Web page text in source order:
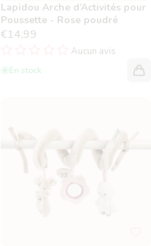
Lapidou Arche d’Activités pour
Poussette - Rose poudré
€14,99
Aucun avis
En stock
Maison ou en Voyage